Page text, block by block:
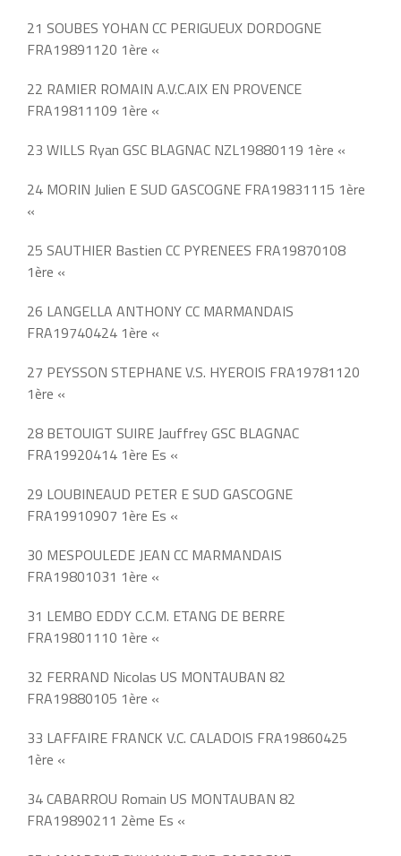
21 SOUBES YOHAN CC PERIGUEUX DORDOGNE
FRA19891120 1ère «
22 RAMIER ROMAIN A.V.C.AIX EN PROVENCE
FRA19811109 1ère «
23 WILLS Ryan GSC BLAGNAC NZL19880119 1ère «
24 MORIN Julien E SUD GASCOGNE FRA19831115 1ère
«
25 SAUTHIER Bastien CC PYRENEES FRA19870108
1ère «
26 LANGELLA ANTHONY CC MARMANDAIS
FRA19740424 1ère «
27 PEYSSON STEPHANE V.S. HYEROIS FRA19781120
1ère «
28 BETOUIGT SUIRE Jauffrey GSC BLAGNAC
FRA19920414 1ère Es «
29 LOUBINEAUD PETER E SUD GASCOGNE
FRA19910907 1ère Es «
30 MESPOULEDE JEAN CC MARMANDAIS
FRA19801031 1ère «
31 LEMBO EDDY C.C.M. ETANG DE BERRE
FRA19801110 1ère «
32 FERRAND Nicolas US MONTAUBAN 82
FRA19880105 1ère «
33 LAFFAIRE FRANCK V.C. CALADOIS FRA19860425
1ère «
34 CABARROU Romain US MONTAUBAN 82
FRA19890211 2ème Es «